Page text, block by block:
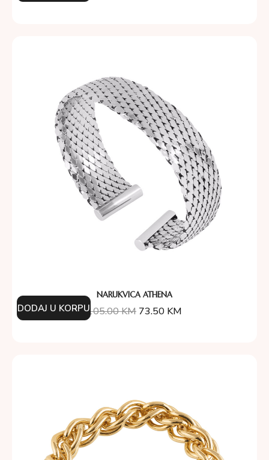
NARUKVICA ATHENA
105.00KM 73.50 KM
DODAJ U KORPU